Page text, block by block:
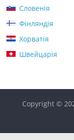
Словенія
Фінляндія
Хорватія
Швейцарія
Copyright ©